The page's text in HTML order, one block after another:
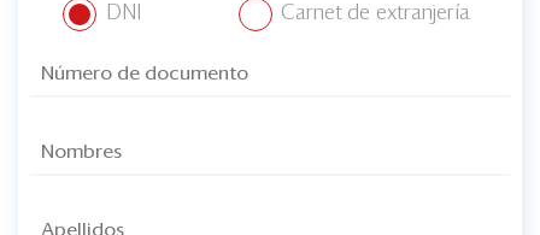
DNI Carnet de extranjería